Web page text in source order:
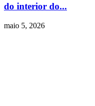
do interior do...
maio 5, 2026